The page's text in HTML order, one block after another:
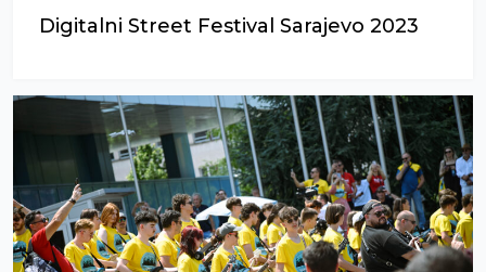
Digitalni Street Festival Sarajevo 2023